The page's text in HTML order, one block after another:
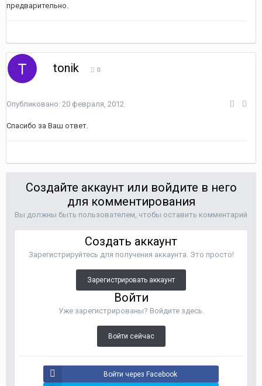
предварительно.
tonik 0
Опубликовано: 20 февраля, 2012
Спасибо за Ваш ответ.
Создайте аккаунт или войдите в него
для комментирования
Вы должны быть пользователем, чтобы оставить комментарий
Создать аккаунт
Зарегистрируйтесь для получения аккаунта. Это просто!
Зарегистрировать аккаунт
Войти
Уже зарегистрированы? Войдите здесь.
Войти сейчас
Войти через Facebook